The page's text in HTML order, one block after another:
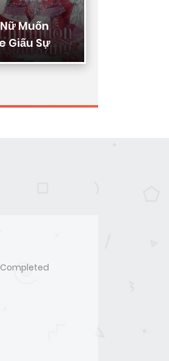
Muốn
Giấu Sự
Sang
Completed